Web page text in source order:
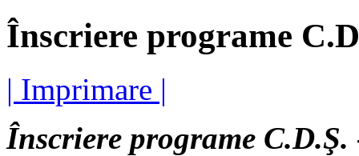
Înscriere programe
| Imprimare |
Înscriere programe